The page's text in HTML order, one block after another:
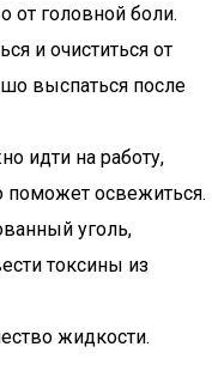
от головной боли.
и очиститься от
выспаться после
идти на работу,
поможет освежиться.
уголь,
токсины из
жидкости.